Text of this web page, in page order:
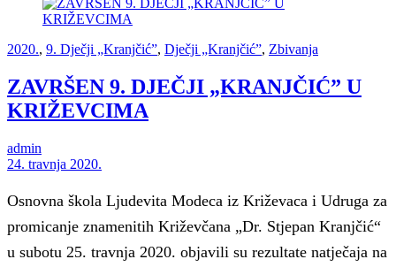
2020., 9. Dječji „Kranjčić”, Dječji „Kranjčić”, Zbivanja
ZAVRŠEN 9. DJEČJI „KRANJČIĆ” U
KRIŽEVCIMA
admin
24. travnja 2020.
Osnovna škola Ljudevita Modeca iz Križevaca i Udruga za
promicanje znamenitih Križevčana „Dr. Stjepan Kranjčić“
u subotu 25. travnja 2020. objavili su rezultate natječaja na